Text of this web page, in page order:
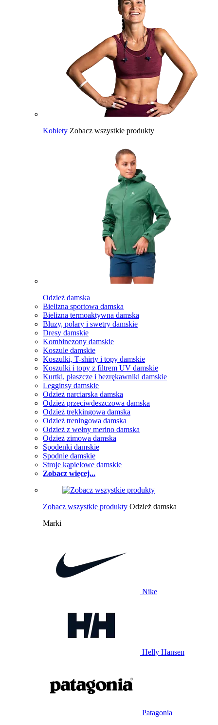
Kobiety Zobacz wszystkie produkty
Odzież damska
Bielizna sportowa damska
Bielizna termoaktywna damska
Bluzy, polary i swetry damskie
Dresy damskie
Kombinezony damskie
Koszule damskie
Koszulki, T-shirty i topy damskie
Koszulki i topy z filtrem UV damskie
Kurtki, płaszcze i bezrękawniki damskie
Legginsy damskie
Odzież narciarska damska
Odzież przeciwdeszczowa damska
Odzież trekkingowa damska
Odzież treningowa damska
Odzież z wełny merino damska
Odzież zimowa damska
Spodenki damskie
Spodnie damskie
Stroje kąpielowe damskie
Zobacz więcej...
Zobacz wszystkie produkty Odzież damska
Marki
Nike
Helly Hansen
Patagonia